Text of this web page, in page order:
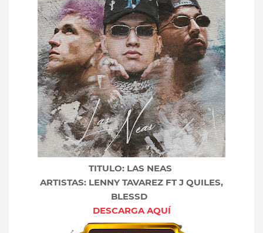
TITULO: LAS NEAS
ARTISTAS: LENNY TAVAREZ FT J QUILES,
BLESSD
DESCARGA AQUÍ